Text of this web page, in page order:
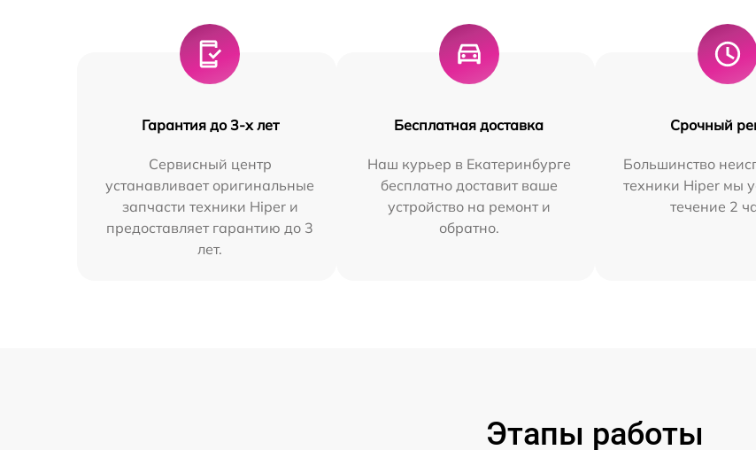
Гарантия до 3-х лет
Сервисный центр
устанавливает оригинальные
запчасти техники Hiper и
предоставляет гарантию до 3
лет.
Бесплатная доставка
Наш курьер в Екатеринбурге
бесплатно доставит ваше
устройство на ремонт и
обратно.
Срочный
Большинство
техники Hiper мы
течение 2
Этапы работы